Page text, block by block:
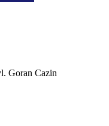
Goran Cazin